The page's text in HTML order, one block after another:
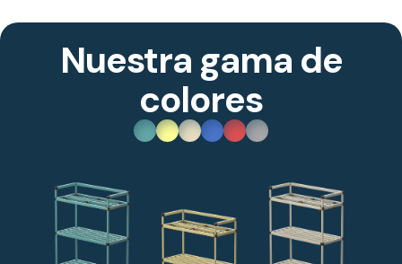
Nuestra gama de
colores